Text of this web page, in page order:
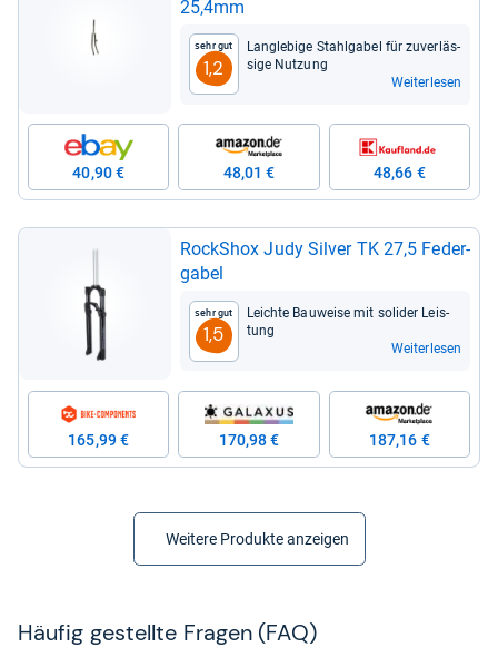
25,4mm
Sehr gut
1,2
Lang­le­bige Stahl­ga­bel für zuver­läs­
sige Nut­zung
Weiterlesen
40,90 € 48,01 € 48,66 €
RockS­hox Judy Sil­ver TK 27,5 Feder­
ga­bel
Sehr gut
1,5
Leichte Bau­weise mit soli­der Leis­
tung
Weiterlesen
165,99 € 170,98 € 187,16 €
Weitere Produkte anzeigen
Häu­fig gestellte Fra­gen (FAQ)